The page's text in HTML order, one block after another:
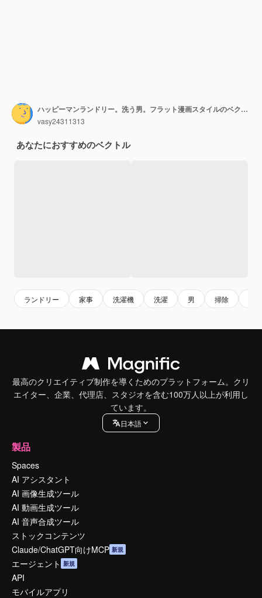
ハッピーマンランドリー。洗う男。フラット漫画スタイルのベクトルイラスト。
vasy24311313
あなたにおすすめのベクトル
ランドリー 家事 洗濯機 洗濯 男 掃除
最高のクリエイティブ制作を導くためのプラットフォーム。クリ
エイター、企業、代理店、スタジオを含む100万人以上が利用し
ています。
日本語
製品
Spaces
AI アシスタント
AI 画像生成ツール
AI 動画生成ツール
AI 音声合成ツール
ストックコンテンツ
Claude/ChatGPT向けMCP 新規
エージェント 新規
API
モバイルアプリ